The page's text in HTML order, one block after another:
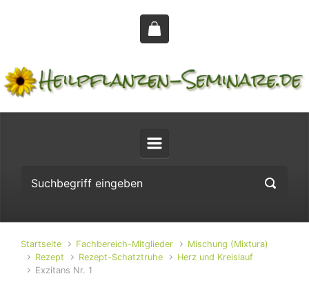
Zum Hauptinhalt springen
Startseite Fachbereich-Mitglieder
Mischung (Mixtura)
Rezept
Rezept-Schatztruhe
Herz und Kreislauf
Exzitans Nr. 1